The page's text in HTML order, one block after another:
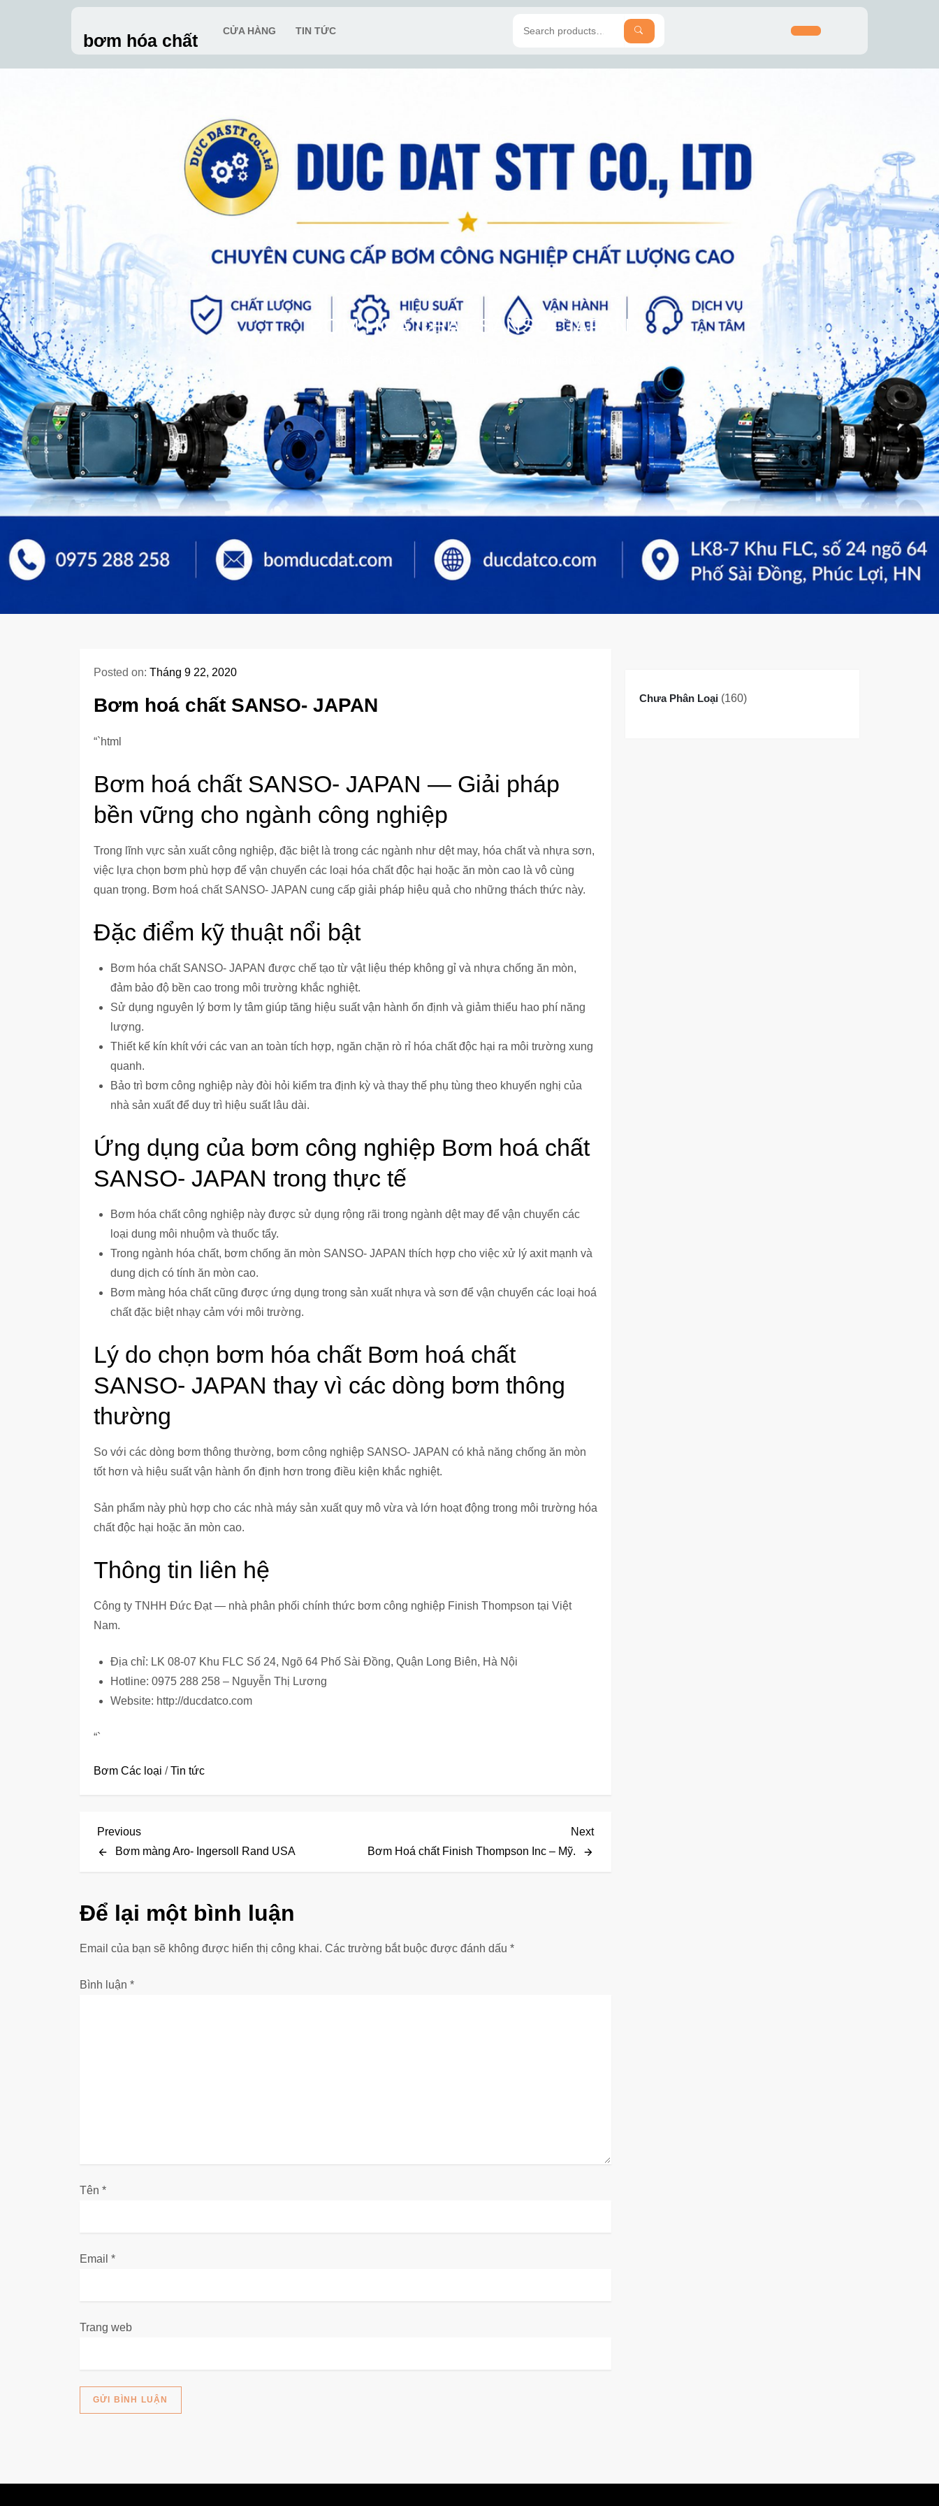
bơm hóa chất CỬA HÀNG TIN TỨC SEARCH
BƠM HOÁ CHẤT SANSO- JAPAN
Posted on: Tháng 9 22, 2020
Bơm hoá chất SANSO- JAPAN
“`html
Bơm hoá chất SANSO- JAPAN — Giải pháp
bền vững cho ngành công nghiệp
Trong lĩnh vực sản xuất công nghiệp, đặc biệt là trong các ngành như dệt may, hóa chất và nhựa sơn,
việc lựa chọn bơm phù hợp để vận chuyển các loại hóa chất độc hại hoặc ăn mòn cao là vô cùng
quan trọng. Bơm hoá chất SANSO- JAPAN cung cấp giải pháp hiệu quả cho những thách thức này.
Đặc điểm kỹ thuật nổi bật
Bơm hóa chất SANSO- JAPAN được chế tạo từ vật liệu thép không gỉ và nhựa chống ăn mòn,
đảm bảo độ bền cao trong môi trường khắc nghiệt.
Sử dụng nguyên lý bơm ly tâm giúp tăng hiệu suất vận hành ổn định và giảm thiểu hao phí năng
lượng.
Thiết kế kín khít với các van an toàn tích hợp, ngăn chặn rò rỉ hóa chất độc hại ra môi trường xung
quanh.
Bảo trì bơm công nghiệp này đòi hỏi kiểm tra định kỳ và thay thế phụ tùng theo khuyến nghị của
nhà sản xuất để duy trì hiệu suất lâu dài.
Ứng dụng của bơm công nghiệp Bơm hoá chất
SANSO- JAPAN trong thực tế
Bơm hóa chất công nghiệp này được sử dụng rộng rãi trong ngành dệt may để vận chuyển các
loại dung môi nhuộm và thuốc tẩy.
Trong ngành hóa chất, bơm chống ăn mòn SANSO- JAPAN thích hợp cho việc xử lý axit mạnh và
dung dịch có tính ăn mòn cao.
Bơm màng hóa chất cũng được ứng dụng trong sản xuất nhựa và sơn để vận chuyển các loại hoá
chất đặc biệt nhạy cảm với môi trường.
Lý do chọn bơm hóa chất Bơm hoá chất
SANSO- JAPAN thay vì các dòng bơm thông
thường
So với các dòng bơm thông thường, bơm công nghiệp SANSO- JAPAN có khả năng chống ăn mòn
tốt hơn và hiệu suất vận hành ổn định hơn trong điều kiện khắc nghiệt.
Sản phẩm này phù hợp cho các nhà máy sản xuất quy mô vừa và lớn hoạt động trong môi trường hóa
chất độc hại hoặc ăn mòn cao.
Thông tin liên hệ
Công ty TNHH Đức Đạt — nhà phân phối chính thức bơm công nghiệp Finish Thompson tại Việt
Nam.
Địa chỉ: LK 08-07 Khu FLC Số 24, Ngõ 64 Phố Sài Đồng, Quận Long Biên, Hà Nội
Hotline: 0975 288 258 – Nguyễn Thị Lương
Website: http://ducdatco.com
“`
Bơm Các loại /Tin tức
Đ
ề
u
h
ư
ế
Previous
Post
Previous
Bơm màng Aro- Ingersoll Rand USA
Next
Next
Bơm Hoá chất Finish Thompson Inc – Mỹ.
Để lại một bình luận
Email của bạn sẽ không được hiển thị công khai. Các trường bắt buộc được đánh dấu *
Bình luận *
Tên *
Email *
Trang web
Chưa Phân Loại 160160